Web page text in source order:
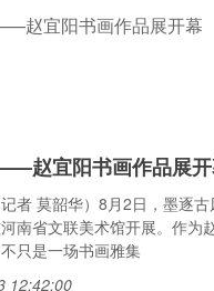
赵宜阳书画作品展
者 莫韶华）8月2日，墨逐
南省文联美术馆开展。作为
只是一场书画雅集
12:42:00